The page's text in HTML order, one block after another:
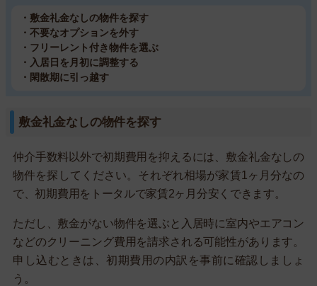
・敷金礼金なしの物件を探す
・不要なオプションを外す
・フリーレント付き物件を選ぶ
・入居日を月初に調整する
・閑散期に引っ越す
敷金礼金なしの物件を探す
仲介手数料以外で初期費用を抑えるには、敷金礼金なしの
物件を探してください。それぞれ相場が家賃1ヶ月分なの
で、初期費用をトータルで家賃2ヶ月分安くできます。
ただし、敷金がない物件を選ぶと入居時に室内やエアコン
などのクリーニング費用を請求される可能性があります。
申し込むときは、初期費用の内訳を事前に確認しましょ
う。